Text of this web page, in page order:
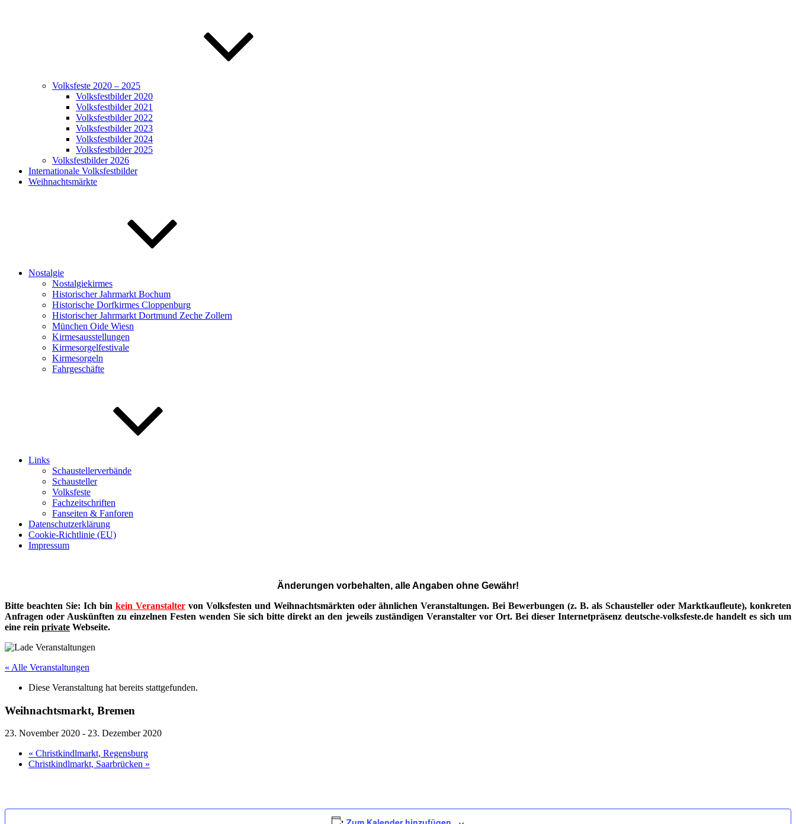
Volksfeste 2020 – 2025
Volksfestbilder 2020
Volksfestbilder 2021
Volksfestbilder 2022
Volksfestbilder 2023
Volksfestbilder 2024
Volksfestbilder 2025
Volksfestbilder 2026
Internationale Volksfestbilder
Weihnachtsmärkte
Nostalgie
Nostalgiekirmes
Historischer Jahrmarkt Bochum
Historische Dorfkirmes Cloppenburg
Historischer Jahrmarkt Dortmund Zeche Zollern
München Oide Wiesn
Kirmesausstellungen
Kirmesorgelfestivale
Kirmesorgeln
Fahrgeschäfte
Links
Schaustellerverbände
Schausteller
Volksfeste
Fachzeitschriften
Fanseiten & Fanforen
Datenschutzerklärung
Cookie-Richtlinie (EU)
Impressum
Änderungen vorbehalten, alle Angaben ohne Gewähr!
Bitte beachten Sie: Ich bin kein Veranstaltervon Volksfesten und Weihnachtsmärkten oder ähnlichen Veranstaltungen. Bei Bewerbungen (z. B. als Schausteller oder Marktkaufleute), konkreten
Anfragen oder Auskünften zu einzelnen Festen wenden Sie sich bitte direkt an den jeweils zuständigen Veranstalter vor Ort. Bei dieser Internetpräsenz deutsche-volksfeste.de handelt es sich um
eine rein private Webseite.
« Alle Veranstaltungen
Diese Veranstaltung hat bereits stattgefunden.
Weihnachtsmarkt, Bremen
23. November 2020 - 23. Dezember 2020
« Christkindlmarkt, Regensburg
Christkindlmarkt, Saarbrücken »